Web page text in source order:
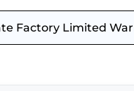
Factory Limited